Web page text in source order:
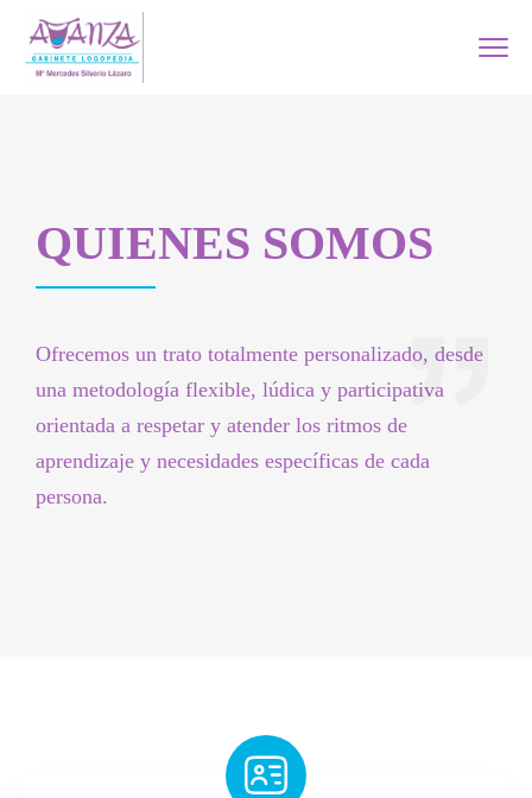
QUIENES SOMOS
Ofrecemos un trato totalmente personalizado, desde
una metodología flexible, lúdica y participativa
orientada a respetar y atender los ritmos de
aprendizaje y necesidades específicas de cada
persona.